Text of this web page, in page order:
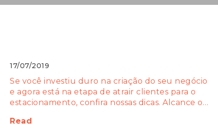
17/07/2019
Se você investiu duro na criação do seu negócio
e agora está na etapa de atrair clientes para o
estacionamento, confira nossas dicas. Alcance o…
Read